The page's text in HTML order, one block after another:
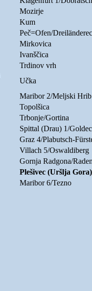
Mozirje
Kum
Peč=Ofen/
Mirkovica
Ivanščica
Trdinov vrh
Učka
Maribor 2/Meljski Hrib
Topolšica
Trbonje/Gortina
Spittal (Drau) 1/
Graz 4/Plabutsch-
Villach 5/Oswaldiberg
Gornja Radgona/
Plešivec (Uršlja Gora)
Maribor 6/Tezno